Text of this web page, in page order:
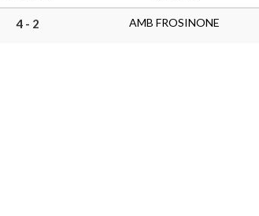
4 - 2 AMB FROSINONE